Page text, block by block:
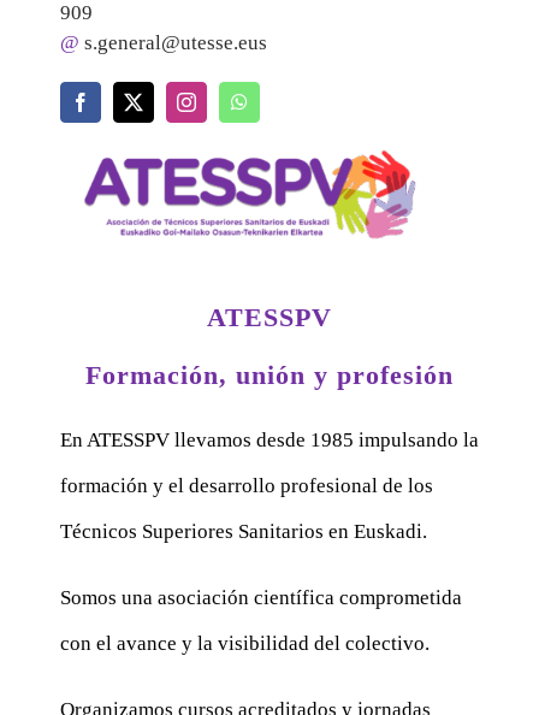
909
@ s.general@utesse.eus
ATESSPV
Formación, unión y profesión
En ATESSPV llevamos desde 1985 impulsando la
formación y el desarrollo profesional de los
Técnicos Superiores Sanitarios en Euskadi.
Somos una asociación científica comprometida
con el avance y la visibilidad del colectivo.
Organizamos cursos acreditados y jornadas